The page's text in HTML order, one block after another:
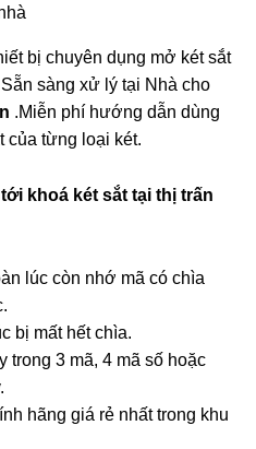
bị chuyên dụng mở két sắt
sàng xử lý tại Nhà cho
.Miễn phí hướng dẫn dùng
của từng loại két.
khoá két sắt tại thị trấn
lúc còn nhớ mã có chìa
bị mất hết chìa.
trong 3 mã, 4 mã số hoặc
hãng giá rẻ nhất trong khu